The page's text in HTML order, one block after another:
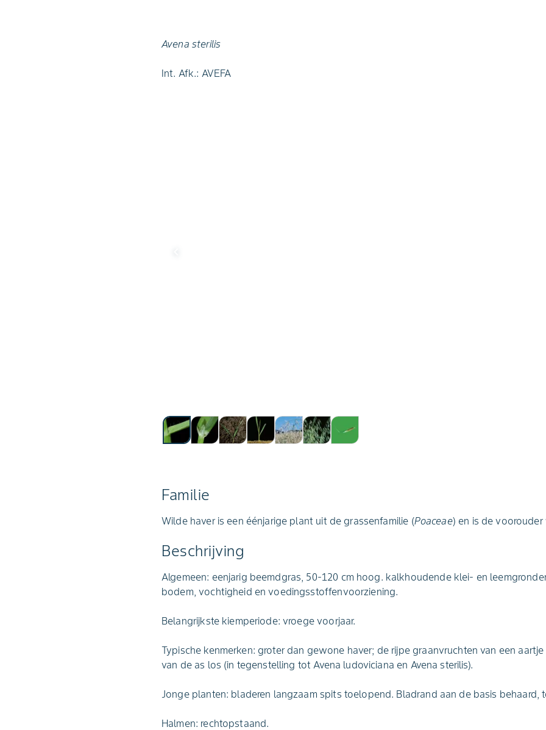
Avena sterilis
Int. Afk.: AVEFA
Familie
Wilde haver is een éénjarige plant uit de grassenfamilie (Poaceae) en is de voorouder
Beschrijving
Algemeen: eenjarig beemdgras, 50-120 cm hoog. kalkhoudende klei- en
bodem, vochtigheid en voedingsstoffenvoorziening.
Belangrijkste kiemperiode: vroege voorjaar.
Typische kenmerken: groter dan gewone haver; de rijpe graanvruchten van een
van de as los (in tegenstelling tot Avena ludoviciana en Avena sterilis).
Jonge planten: bladeren langzaam spits toelopend. Bladrand aan de basis behaard,
Halmen: rechtopstaand.